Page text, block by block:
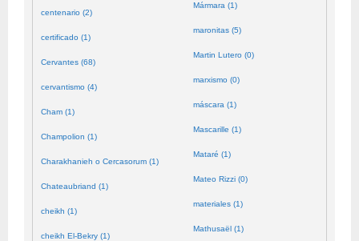
centenario (2)
certificado (1)
Cervantes (68)
cervantismo (4)
Cham (1)
Champolion (1)
Charakhanieh o Cercasorum (1)
Chateaubriand (1)
cheikh (1)
cheikh El-Bekry (1)
Mármara (1)
maronitas (5)
Martin Lutero (0)
marxismo (0)
máscara (1)
Mascarille (1)
Mataré (1)
Mateo Rizzi (0)
materiales (1)
Mathusaël (1)